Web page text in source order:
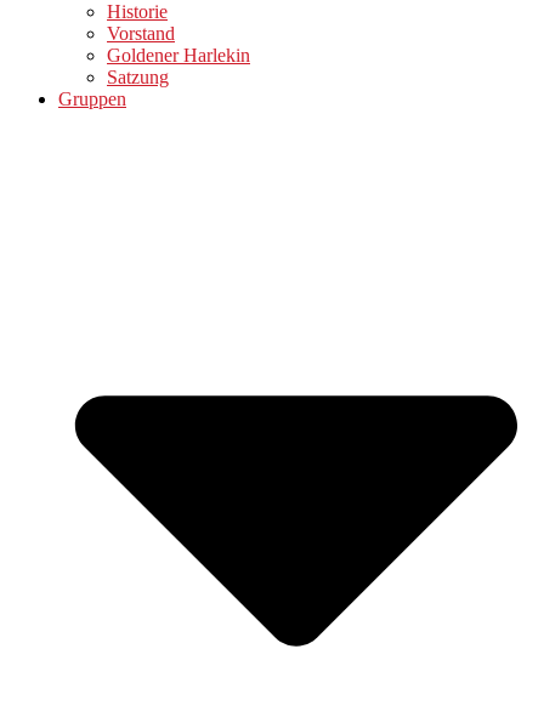
Historie
Vorstand
Goldener Harlekin
Satzung
Gruppen